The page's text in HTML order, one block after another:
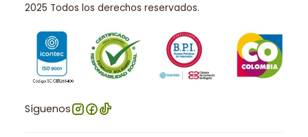
2025 Todos los derechos reservados.
Síguenos